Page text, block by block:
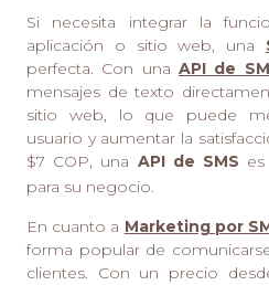
Si necesita integrar la
aplicación o sitio web, una
perfecta. Con una API de
mensajes de texto
sitio web, lo que puede
usuario y aumentar la
$7 COP, una API de SMS
para su negocio.
En cuanto a Marketing por
forma popular de
clientes. Con un precio